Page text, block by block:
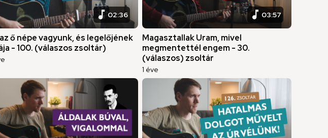
music_note02:36
ő népe vagyunk, és legelőjének
- 100. (válaszos zsoltár)
music_note 03:57
Magasztallak Uram, mivel
megmentettél engem - 30.
(válaszos) zsoltár
1 éve